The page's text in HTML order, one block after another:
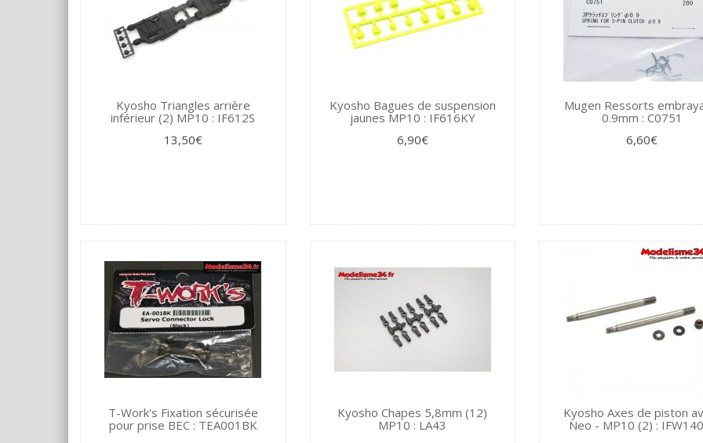
Kyosho Triangles arrière
inférieur (2) MP10 : IF612S
13,50€
Kyosho Bagues de suspension
jaunes MP10 : IF616KY
6,90€
Mugen Ressorts
0.9mm : C0751
6,60€
T-Work's Fixation sécurisée
pour prise BEC : TEA001BK
Kyosho Chapes 5,8mm (12)
MP10 : LA43
Kyosho Axes de piston
Neo - MP10 (2) :